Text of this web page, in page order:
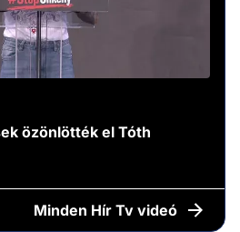
özönlötték el Tóth
Minden Hír Tv videó